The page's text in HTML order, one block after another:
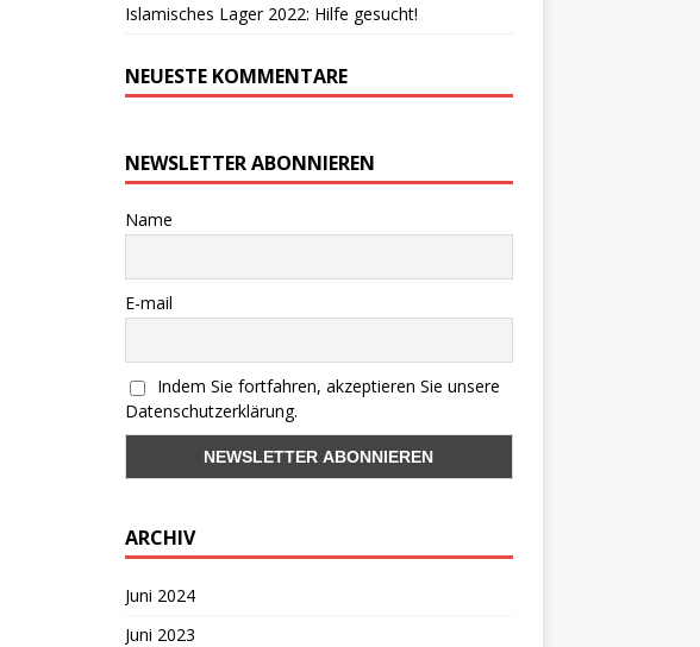
Islamisches Lager 2022: Hilfe gesucht!
NEUESTE KOMMENTARE
NEWSLETTER ABONNIEREN
Name
E-mail
Indem Sie fortfahren, akzeptieren Sie unsere
Datenschutzerklärung.
ARCHIV
Juni 2024
Juni 2023